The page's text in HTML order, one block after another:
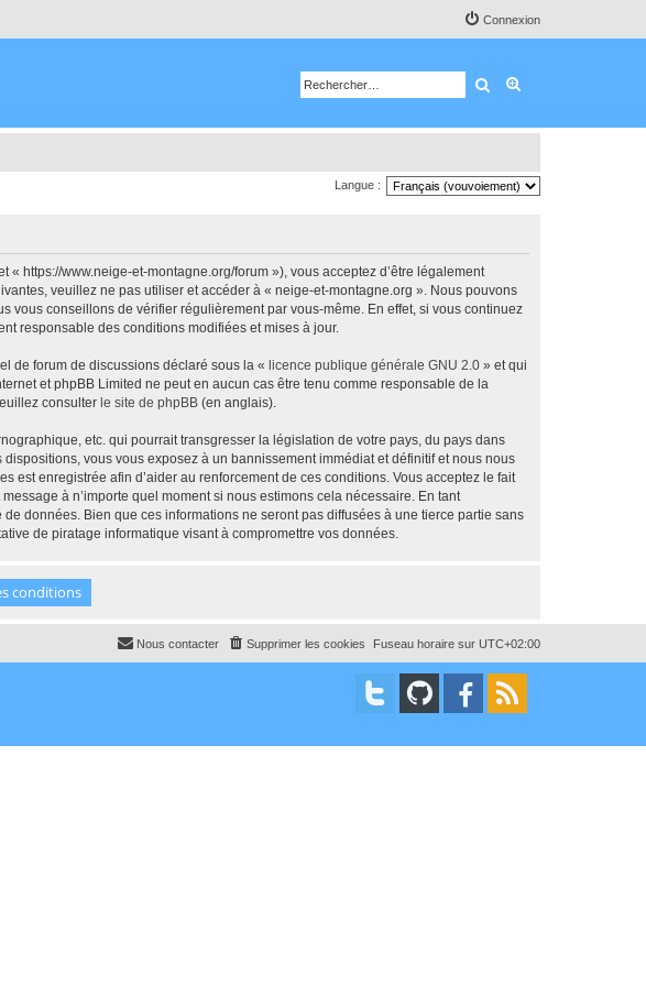
Connexion
Rechercher
Langue :
https://www.neige-et-montagne.org/forum »), vous acceptez d’être légalement
veuillez ne pas utiliser et accéder à « neige-et-montagne.org ». Nous pouvons
vous conseillons de vérifier régulièrement par vous-même. En effet, si vous continuez
responsable des conditions modifiées et mises à jour.
de forum de discussions déclaré sous la « licence publique générale GNU 2.0 » et qui
et phpBB Limited ne peut en aucun cas être tenu comme responsable de la
consulter le site de phpBB (en anglais).
etc. qui pourrait transgresser la législation de votre pays, du pays dans
vous vous exposez à un bannissement immédiat et définitif et nous nous
est enregistrée afin d’aider au renforcement de ces conditions. Vous acceptez le fait
à n’importe quel moment si nous estimons cela nécessaire. En tant
données. Bien que ces informations ne seront pas diffusées à une tierce partie sans
de piratage informatique visant à compromettre vos données.
Fuseau horaire sur UTC+02:00
Supprimer les cookies
Nous contacter